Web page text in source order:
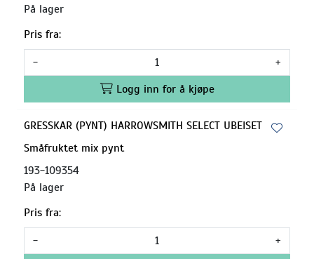
På lager
Pris fra:
-
+
Logg inn for å kjøpe
GRESSKAR (PYNT) HARROWSMITH SELECT UBEISET
Småfruktet mix pynt
193-109354
På lager
Pris fra:
-
+